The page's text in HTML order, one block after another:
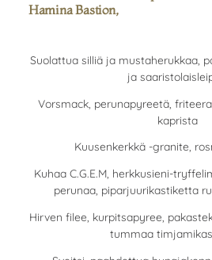
Hamina Bastion,
Suolattua silliä ja mustaherukkaa,
ja
Vorsmack, perunapyreetä,
kaprista
Kuusenkerkkä -granite,
Kuhaa C.G.E.M, herkkusieni-
perunaa, piparjuurikastiketta
Hirven filee, kurpitsapyree,
tummaa